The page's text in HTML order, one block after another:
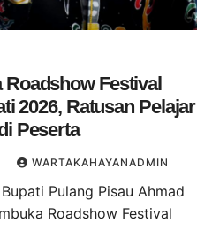
Roadshow Festival
2026, Ratusan Pelajar
Peserta
WARTAKAHAYANADMIN
Pulang Pisau Ahmad
Roadshow Festival